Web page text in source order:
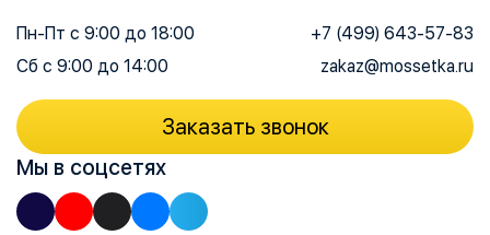
Мы в соцсетях
+7 (499) 643-57-83
zakaz@mossetka.ru
Пн-Пт с 9:00 до 18:00
Сб с 9:00 до 14:00
Заказать звонок